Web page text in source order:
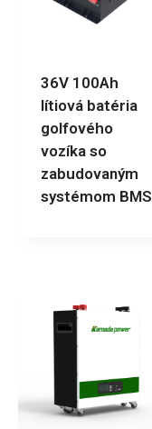
36V 100Ah
lítiová batéria
golfového
vozíka so
zabudovaným
systémom BMS